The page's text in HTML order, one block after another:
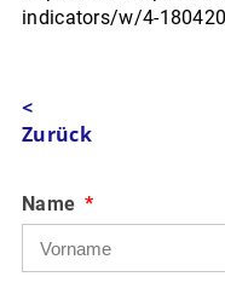
indicators/w/4-
<
Zurück
Name